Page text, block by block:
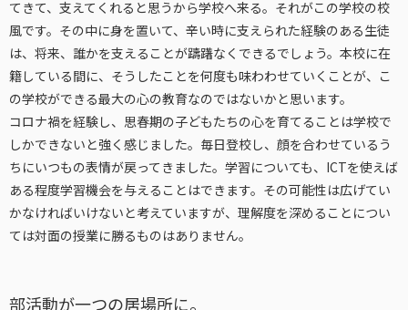
てきて、支えてくれると思うから学校へ来る。それがこの学校の校
風です。その中に身を置いて、辛い時に支えられた経験のある生徒
は、将来、誰かを支えることが躊躇なくできるでしょう。本校に在
籍している間に、そうしたことを何度も味わわせていくことが、こ
の学校ができる最大の心の教育なのではないかと思います。
コロナ禍を経験し、思春期の子どもたちの心を育てることは学校で
しかできないと強く感じました。毎日登校し、顔を合わせているう
ちにいつもの表情が戻ってきました。学習についても、ICTを使えば
ある程度学習機会を与えることはできます。その可能性は広げてい
かなければいけないと考えていますが、理解度を深めることについ
ては対面の授業に勝るものはありません。
部活動が一つの居場所に。